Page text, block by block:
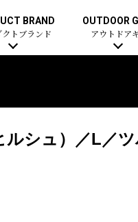
BRAND
トブランド
OUTDOOR
アウトドア
シュ）／L／ツ